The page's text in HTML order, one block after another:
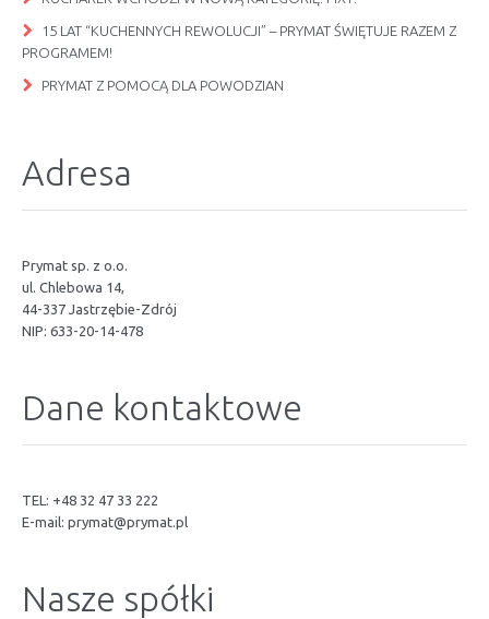
15 LAT “KUCHENNYCH REWOLUCJI” – PRYMAT ŚWIĘTUJE RAZEM Z
PROGRAMEM!
PRYMAT Z POMOCĄ DLA POWODZIAN
Adresa
Prymat sp. z o.o.
ul. Chlebowa 14,
44-337 Jastrzębie-Zdrój
NIP: 633-20-14-478
Dane kontaktowe
TEL: +48 32 47 33 222
E-mail: prymat@prymat.pl
Nasze spółki